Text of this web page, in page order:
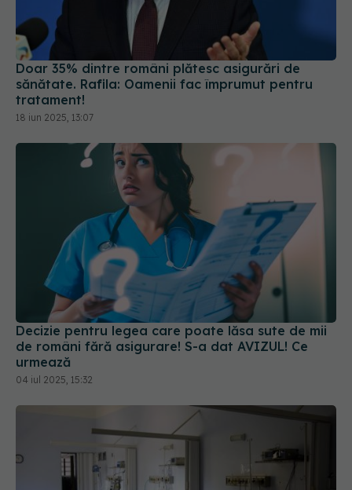
Doar 35% dintre români plătesc asigurări de
sănătate. Rafila: Oamenii fac împrumut pentru
tratament!
18 iun 2025, 13:07
Decizie pentru legea care poate lăsa sute de mii
de români fără asigurare! S-a dat AVIZUL! Ce
urmează
04 iul 2025, 15:32